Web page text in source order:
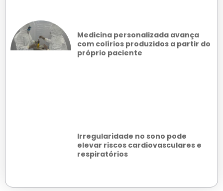
Medicina personalizada avança
com colírios produzidos a partir do
próprio paciente
Irregularidade no sono pode
elevar riscos cardiovasculares e
respiratórios